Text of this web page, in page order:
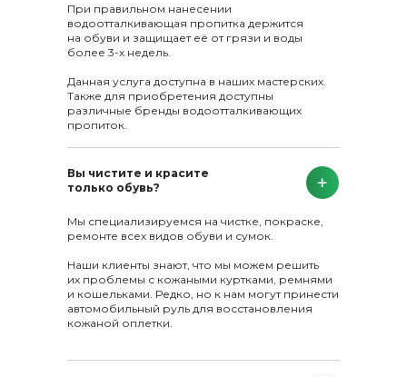
При правильном нанесении
водоотталкивающая пропитка держится
на обуви и защищает её от грязи и воды
более 3-х недель.
Данная услуга доступна в наших мастерских.
Также для приобретения доступны
различные бренды водоотталкивающих
пропиток.
Вы чистите и красите
только обувь?
Мы специализируемся на чистке, покраске,
ремонте всех видов обуви и сумок.
Наши клиенты знают, что мы можем решить
их проблемы с кожаными куртками, ремнями
и кошельками. Редко, но к нам могут принести
автомобильный руль для восстановления
кожаной оплетки.